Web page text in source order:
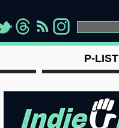
"> "> " >
P-LIST